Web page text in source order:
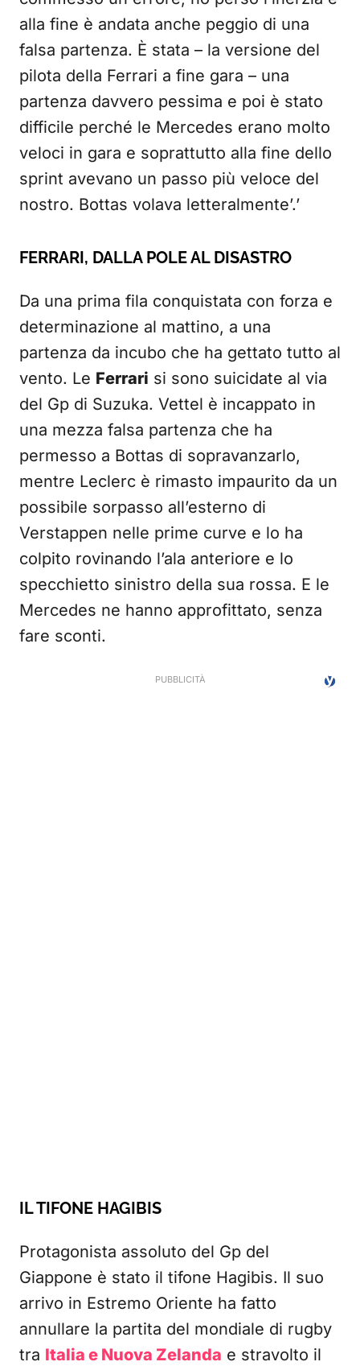
alla fine è andata anche peggio di una
falsa partenza. È stata – la versione del
pilota della Ferrari a fine gara – una
partenza davvero pessima e poi è stato
difficile perché le Mercedes erano molto
veloci in gara e soprattutto alla fine dello
sprint avevano un passo più veloce del
nostro. Bottas volava letteralmente’.’
FERRARI, DALLA POLE AL DISASTRO
Da una prima fila conquistata con forza e
determinazione al mattino, a una
partenza da incubo che ha gettato tutto al
vento. Le Ferrari si sono suicidate al via
del Gp di Suzuka. Vettel è incappato in
una mezza falsa partenza che ha
permesso a Bottas di sopravanzarlo,
mentre Leclerc è rimasto impaurito da un
possibile sorpasso all’esterno di
Verstappen nelle prime curve e lo ha
colpito rovinando l’ala anteriore e lo
specchietto sinistro della sua rossa. E le
Mercedes ne hanno approfittato, senza
fare sconti.
IL TIFONE HAGIBIS
Protagonista assoluto del Gp del
Giappone è stato il tifone Hagibis. Il suo
arrivo in Estremo Oriente ha fatto
annullare la partita del mondiale di rugby
tra Italia e Nuova Zelanda e stravolto il